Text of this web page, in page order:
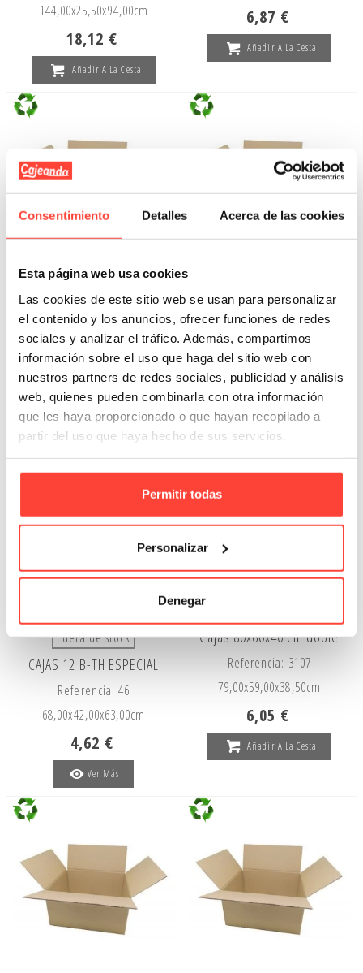
Consentimiento Detalles Acerca de las cookies
Esta página web usa cookies
Las cookies de este sitio web se usan para personalizar
el contenido y los anuncios, ofrecer funciones de redes
sociales y analizar el tráfico. Además, compartimos
información sobre el uso que haga del sitio web con
nuestros partners de redes sociales, publicidad y análisis
web, quienes pueden combinarla con otra información
que les haya proporcionado o que hayan recopilado a
partir del uso que haya hecho de sus servicios.
Permitir todas
Personalizar
Denegar
144,00x25,50x94,00cm
18,12 €
Añadir A La Cesta
6,87 €
Añadir A La Cesta
CAJAS 12 SX EXTRA
Referencia: 1556
65,00x55,00x61,00cm
4,37 €
Añadir A La Cesta
CAJAS 10 MXG EXTRA
Referencia: 4324
61,00x55,00x55,00cm
5,10 €
Fuera de stock
CAJAS 12 B-TH ESPECIAL
Referencia: 46
68,00x42,00x63,00cm
4,62 €
Ver Más
Cajas 80x60x40 cm doble
Referencia: 3107
79,00x59,00x38,50cm
6,05 €
Añadir A La Cesta